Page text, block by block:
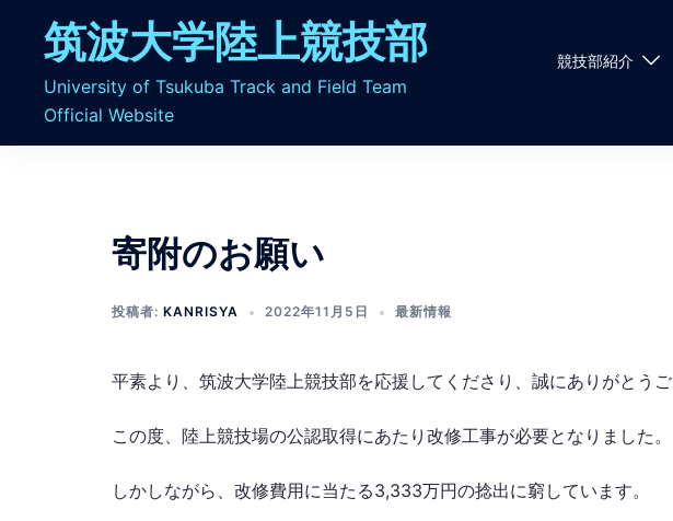
筑波大学陸上競技部
University of Tsukuba Track and Field Team
Official Website
競技部紹介
寄附のお願い
投稿者: KANRISYA 2022年11月5日 最新情報
平素より、筑波大学陸上競技部を応援してくださり、誠にありがとうご
この度、陸上競技場の公認取得にあたり改修工事が必要となりました。
しかしながら、改修費用に当たる3,333万円の捻出に窮しています。